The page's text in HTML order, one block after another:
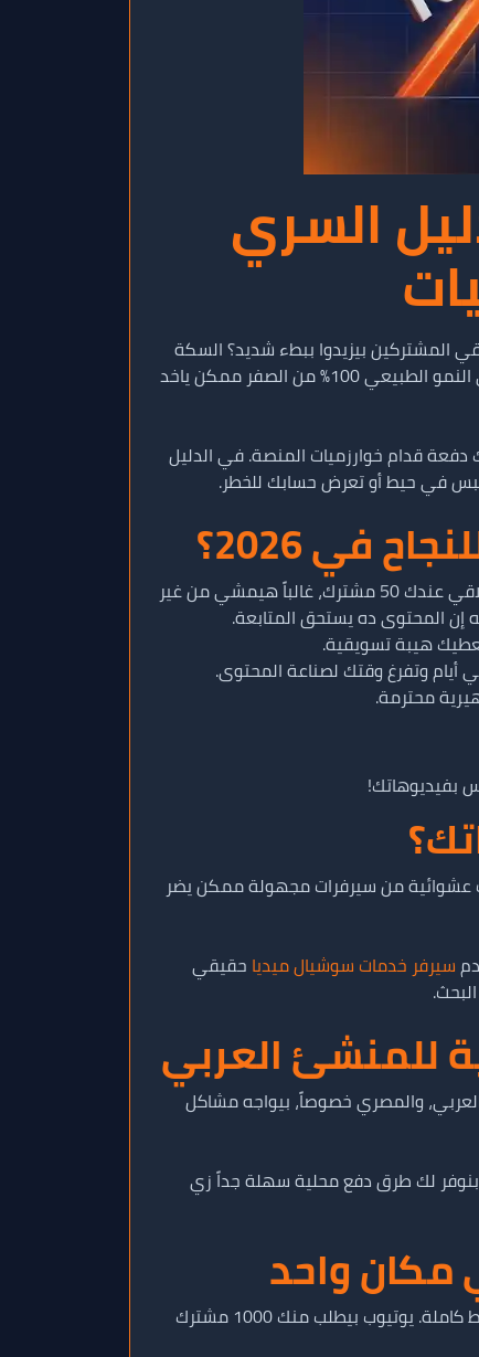
في 2026.. الدليل السري
المشتركين بيزيدوا ببطء شديد؟ السكة
دي كلنا عارفينها، ومحبطة لأي صانع محتوى في بداية طريقه. في سنة 2026، المنافسة بقت شرسة جداً، والاعتماد على النمو الطبيعي 100% من الصفر ممكن ياخد
دفعة قدام خوارزميات المنصة. في الدليل
تلبس في حيط أو تعرض حسابك للخطر.
في 2026؟
💡 الخوارزميات في يوتيوب مبنية على عامل اسمه "الدليل الاجتماعي" أو Social Proof. لما يدخل زائر جديد على قناتك ويلاقي عندك 50 مشترك، غالباً هيمشي من غير
إن المحتوى ده يستحق المتابعة.
هيبة تسويقية.
محترمة.
بفيديوهاتك!
خدمات عشوائية من سيرفرات مجهولة ممكن يضر
سيرفر خدمات سوشيال ميديا حقيقي
للمنشئ العربي
والمصري خصوصاً، بيواجه مشاكل
بنوفر لك طرق دفع محلية سهلة جداً زي
مكان واحد
🚀 لو هدفك الأساسي هو البدء في استلام الأرباح وتحويل الشغف ده لفلوس حقيقية، يبقى لازم تركز على تفعيل الشروط كاملة. يوتيوب بيطلب منك 1000 مشترك